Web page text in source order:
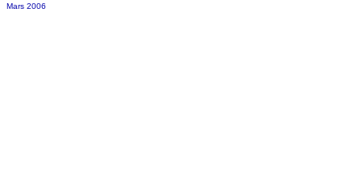
Mars 2006